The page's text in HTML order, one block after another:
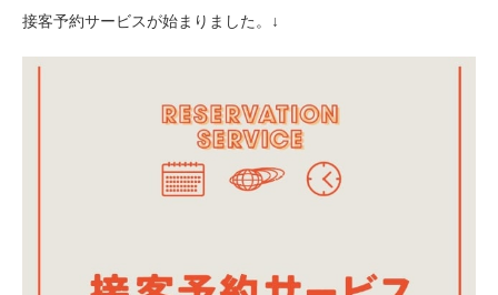
接客予約サービスが始まりました。↓